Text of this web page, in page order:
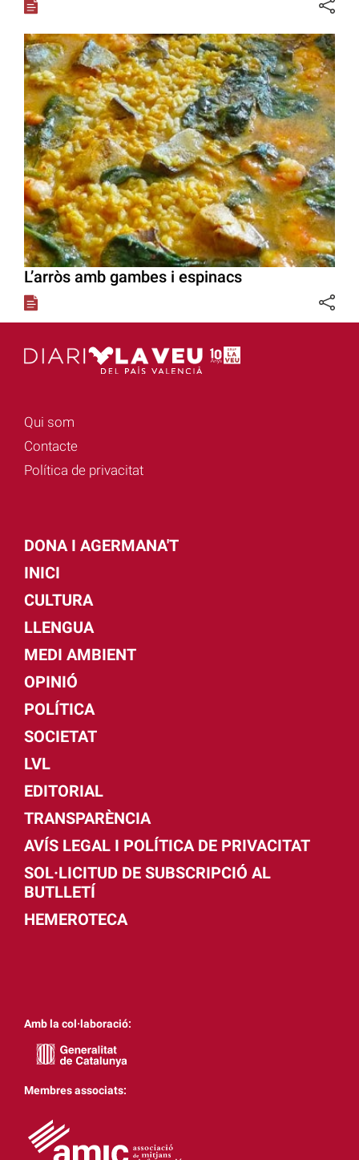
L’arròs amb gambes i espinacs
Qui som
Contacte
Política de privacitat
DONA I AGERMANA'T
INICI
CULTURA
LLENGUA
MEDI AMBIENT
OPINIÓ
POLÍTICA
SOCIETAT
LVL
EDITORIAL
TRANSPARÈNCIA
AVÍS LEGAL I POLÍTICA DE PRIVACITAT
SOL·LICITUD DE SUBSCRIPCIÓ AL
BUTLLETÍ
HEMEROTECA
Amb la col·laboració:
Membres associats: